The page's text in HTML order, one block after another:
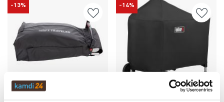
-13%
Produkt ansehen
-14%
Produkt ansehen